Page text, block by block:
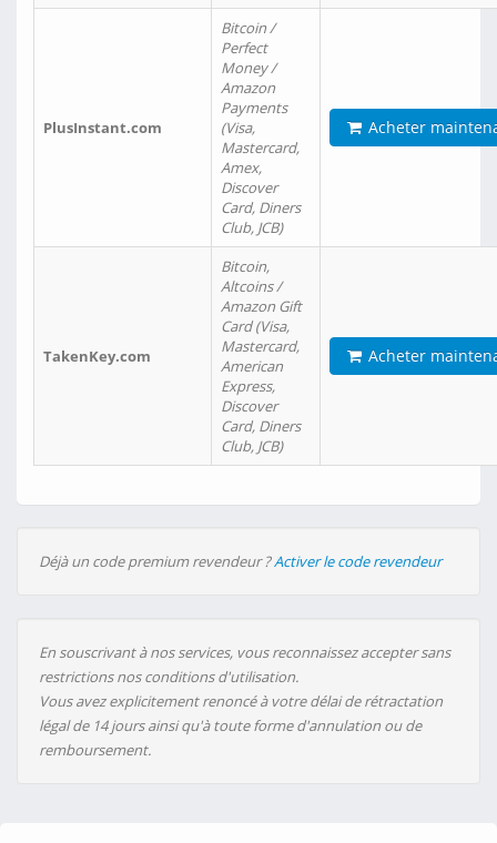
PlusInstant.com
Bitcoin /
Perfect
Money /
Amazon
Payments
(Visa,
Mastercard,
Amex,
Discover
Card, Diners
Club, JCB)
Acheter
TakenKey.com
Bitcoin,
Altcoins /
Amazon Gift
Card (Visa,
Mastercard,
American
Express,
Discover
Card, Diners
Club, JCB)
Acheter
Déjà un code premium revendeur ?Activer le code revendeur
En souscrivant à nos services, vous reconnaissez accepter sans
restrictions nos conditions d'utilisation.
Vous avez explicitement renoncé à votre délai de rétractation
légal de 14 jours ainsi qu'à toute forme d'annulation ou de
remboursement.